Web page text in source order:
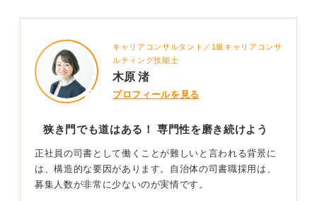
キャリアコンサルタント／1級キャリアコンサ
ルティング技能士
木原 渚
プロフィールを見る
狭き門でも道はある！ 専門性を磨き続けよう
正社員の司書として働くことが難しいと言われる背景に
は、構造的な要因があります。自治体の司書職採用は、
募集人数が非常に少ないのが実情です。